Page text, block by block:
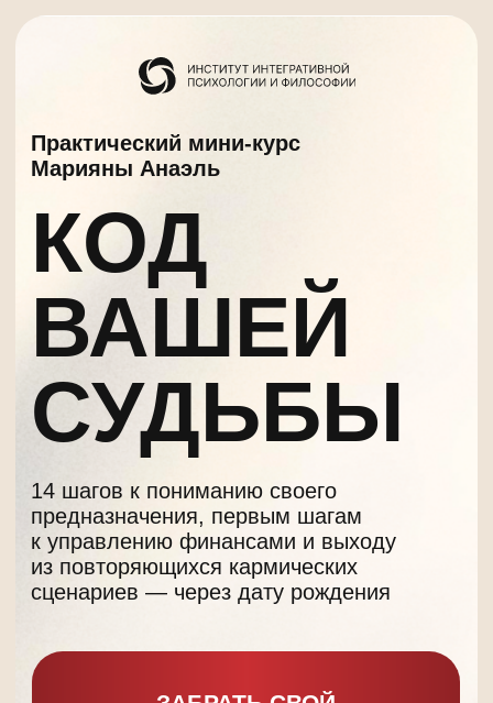
КОД
ВАШЕЙ
СУДЬБЫ
14 шагов к пониманию своего
к управлению финансами и выходу
из повторяющихся кармических
сценариев — через дату рождения
ЗАБРАТЬ СВОЙ
КОД